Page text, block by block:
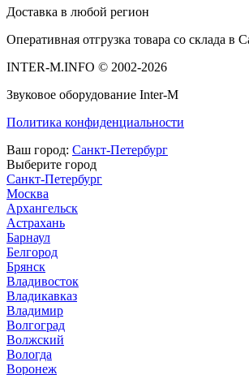
Доставка в любой регион
Оперативная отгрузка товара со склада в
INTER-M.INFO © 2002-2026
Звуковое оборудование Inter-M
Политика конфиденциальности
Ваш город: Санкт-Петербург
Выберите город
Санкт-Петербург
Москва
Архангельск
Астрахань
Барнаул
Белгород
Брянск
Владивосток
Владикавказ
Владимир
Волгоград
Волжский
Вологда
Воронеж